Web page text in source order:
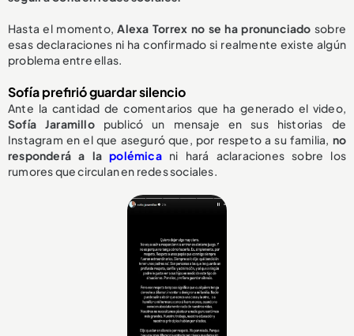
Hasta el momento,Alexa Torrex no se ha pronunciado sobre
esas declaraciones ni ha confirmado si realmente existe algún
problema entre ellas.
Sofía prefirió guardar silencio
Ante la cantidad de comentarios que ha generado el video,
Sofía Jaramillopublicó un mensaje en sus historias de
Instagram en el que aseguró que, por respeto a su familia, no
responderá a lapolémica ni hará aclaraciones sobre los
rumores que circulan en redes sociales.